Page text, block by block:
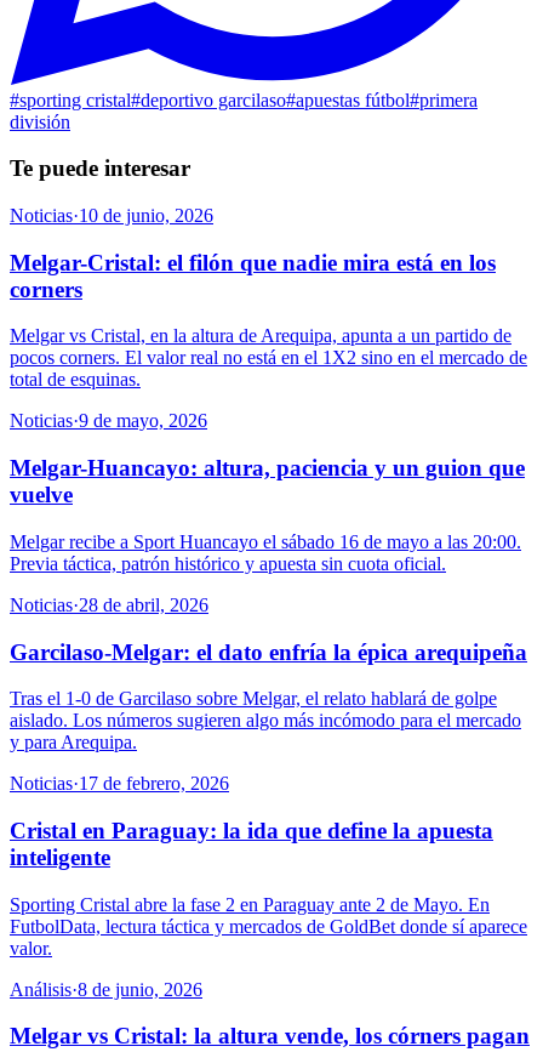
#sporting cristal#deportivo garcilaso#apuestas fútbol#primera
división
Te puede interesar
Noticias·10 de junio, 2026
Melgar-Cristal: el filón que nadie mira está en los
corners
Melgar vs Cristal, en la altura de Arequipa, apunta a un partido de
pocos corners. El valor real no está en el 1X2 sino en el mercado de
total de esquinas.
Noticias·9 de mayo, 2026
Melgar-Huancayo: altura, paciencia y un guion que
vuelve
Melgar recibe a Sport Huancayo el sábado 16 de mayo a las 20:00.
Previa táctica, patrón histórico y apuesta sin cuota oficial.
Noticias·28 de abril, 2026
Garcilaso-Melgar: el dato enfría la épica arequipeña
Tras el 1-0 de Garcilaso sobre Melgar, el relato hablará de golpe
aislado. Los números sugieren algo más incómodo para el mercado
y para Arequipa.
Noticias·17 de febrero, 2026
Cristal en Paraguay: la ida que define la apuesta
inteligente
Sporting Cristal abre la fase 2 en Paraguay ante 2 de Mayo. En
FutbolData, lectura táctica y mercados de GoldBet donde sí aparece
valor.
Análisis·8 de junio, 2026
Melgar vs Cristal: la altura vende, los córners pagan